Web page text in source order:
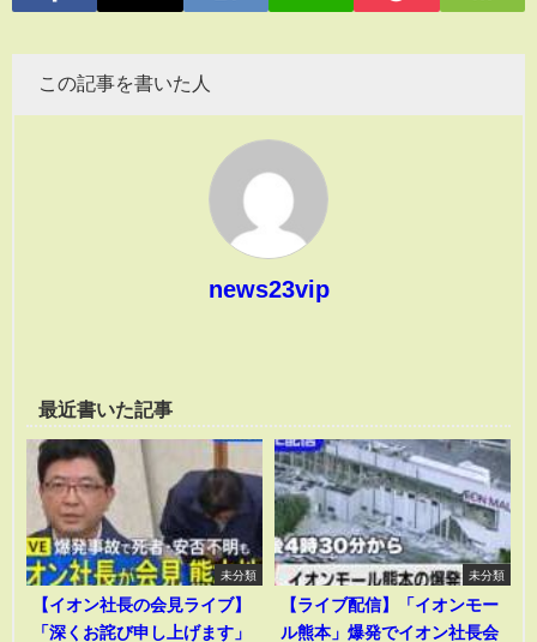
この記事を書いた人
news23vip
最近書いた記事
未分類
【イオン社長の会見ライブ】
「深くお詫び申し上げます」
未分類
【ライブ配信】「イオンモー
ル熊本」爆発でイオン社長会